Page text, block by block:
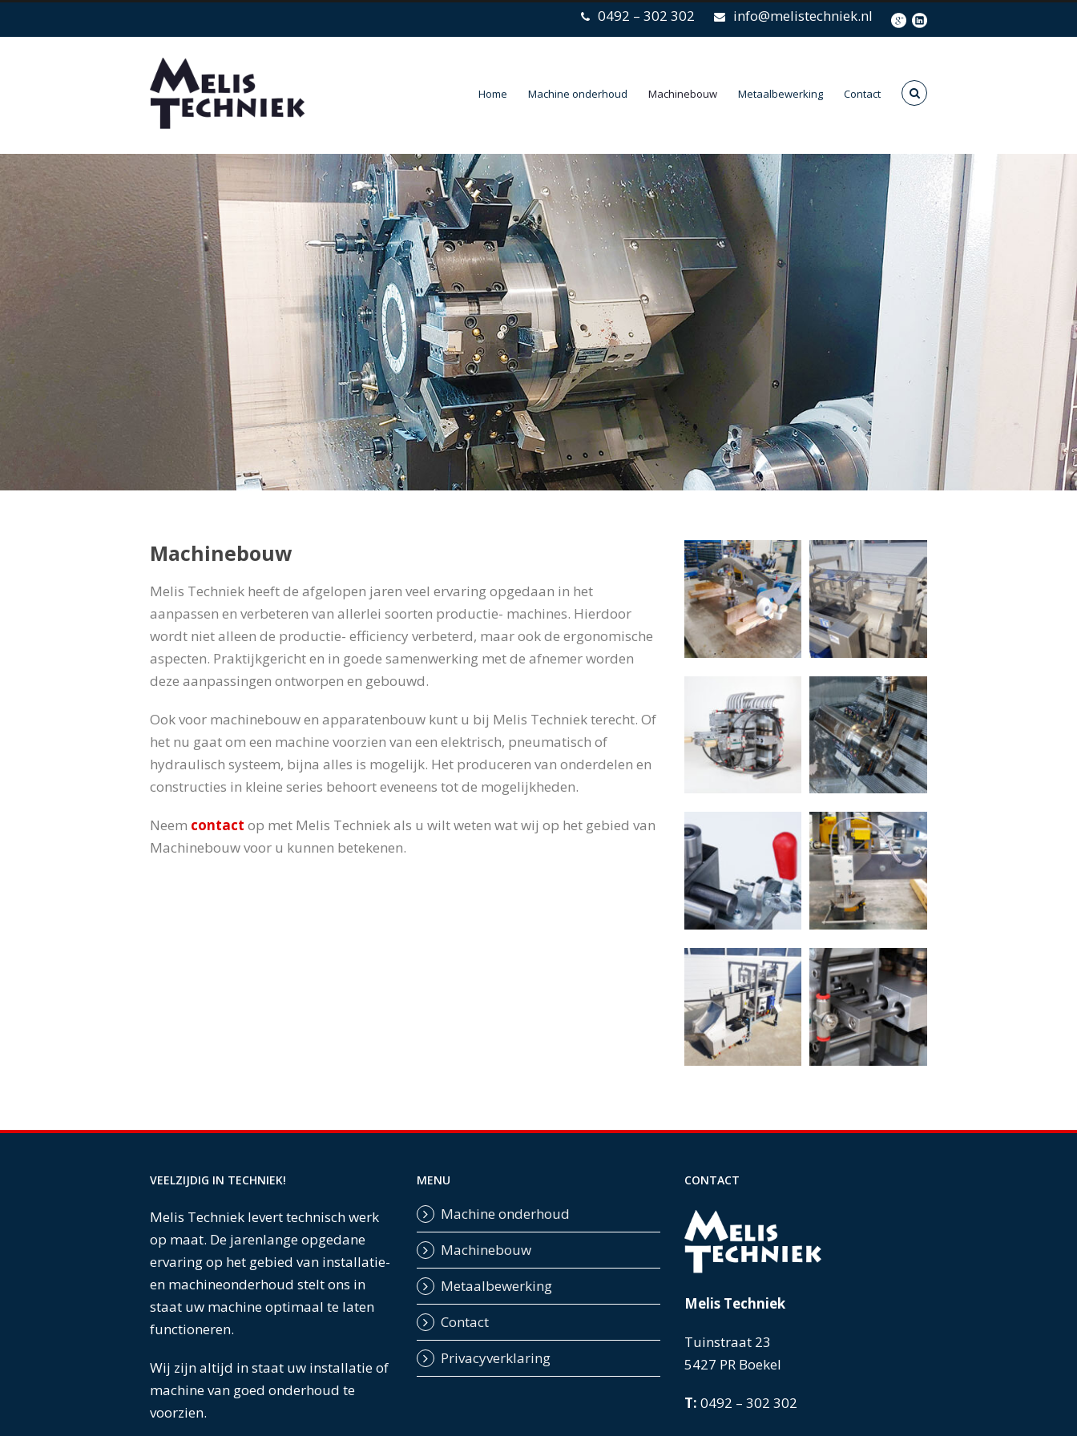
0492 – 302 302 info@melistechniek.nl
Home Machine onderhoud Machinebouw Metaalbewerking Contact
Machinebouw
Melis Techniek heeft de afgelopen jaren veel ervaring opgedaan in het
aanpassen en verbeteren van allerlei soorten productie- machines. Hierdoor
wordt niet alleen de productie- efficiency verbeterd, maar ook de ergonomische
aspecten. Praktijkgericht en in goede samenwerking met de afnemer worden
deze aanpassingen ontworpen en gebouwd.
Ook voor machinebouw en apparatenbouw kunt u bij Melis Techniek terecht. Of
het nu gaat om een machine voorzien van een elektrisch, pneumatisch of
hydraulisch systeem, bijna alles is mogelijk. Het produceren van onderdelen en
constructies in kleine series behoort eveneens tot de mogelijkheden.
Neem contact op met Melis Techniek als u wilt weten wat wij op het gebied van
Machinebouw voor u kunnen betekenen.
VEELZIJDIG IN TECHNIEK!
Melis Techniek levert technisch werk
op maat. De jarenlange opgedane
ervaring op het gebied van installatie-
en machineonderhoud stelt ons in
staat uw machine optimaal te laten
functioneren.
Wij zijn altijd in staat uw installatie of
machine van goed onderhoud te
voorzien.
MENU
Machine onderhoud
Machinebouw
Metaalbewerking
Contact
Privacyverklaring
CONTACT
Melis Techniek
Tuinstraat 23
5427 PR Boekel
T: 0492 – 302 302